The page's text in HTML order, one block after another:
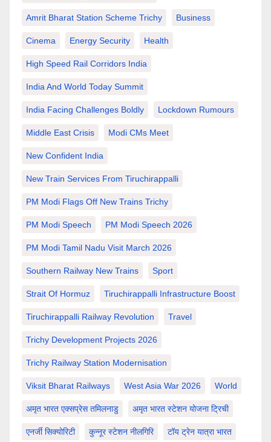
Amrit Bharat Station Scheme Trichy Business
Cinema Energy Security Health
High Speed Rail Corridors India
India And World Today Summit
India Facing Challenges Boldly Lockdown Rumours
Middle East Crisis Modi CMs Meet
New Confident India
New Train Services From Tiruchirappalli
PM Modi Flags Off New Trains Trichy
PM Modi Speech PM Modi Speech 2026
PM Modi Tamil Nadu Visit March 2026
Southern Railway New Trains Sport
Strait Of Hormuz Tiruchirappalli Infrastructure Boost
Tiruchirappalli Railway Revolution Travel
Trichy Development Projects 2026
Trichy Railway Station Modernisation
Viksit Bharat Railways West Asia War 2026 World
अमृत भारत एक्सप्रेस तमिलनाडु अमृत भारत स्टेशन योजना ट्रिची
एनर्जी सिक्योरिटी कुन्नूर स्टेशन नीलगिरि टॉय ट्रेन यात्रा भारत